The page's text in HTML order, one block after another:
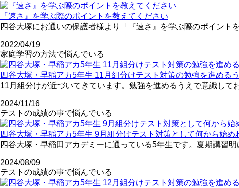
『速さ』を学ぶ際のポイントを教えてください
四谷大塚にお通いの保護者様より「『速さ』を学ぶ際のポイント
2022/04/19
家庭学習の方法で悩んでいる
四谷大塚・早稲アカ5年生 11月組分けテスト対策の勉強を進める
11月組分けが近づいてきています。勉強を進めるうえで意識して
2024/11/16
テストの成績の事で悩んでいる
四谷大塚・早稲アカ5年生 9月組分けテスト対策として何から始め
四谷大塚・早稲田アカデミーに通っている5年生です。夏期講習
2024/08/09
テストの成績の事で悩んでいる